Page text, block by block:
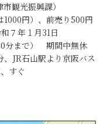
観光振興課）
円）、前売り500円
７年１月31日
分まで） 期間中無休
JR石山駅より京阪バス
すぐ